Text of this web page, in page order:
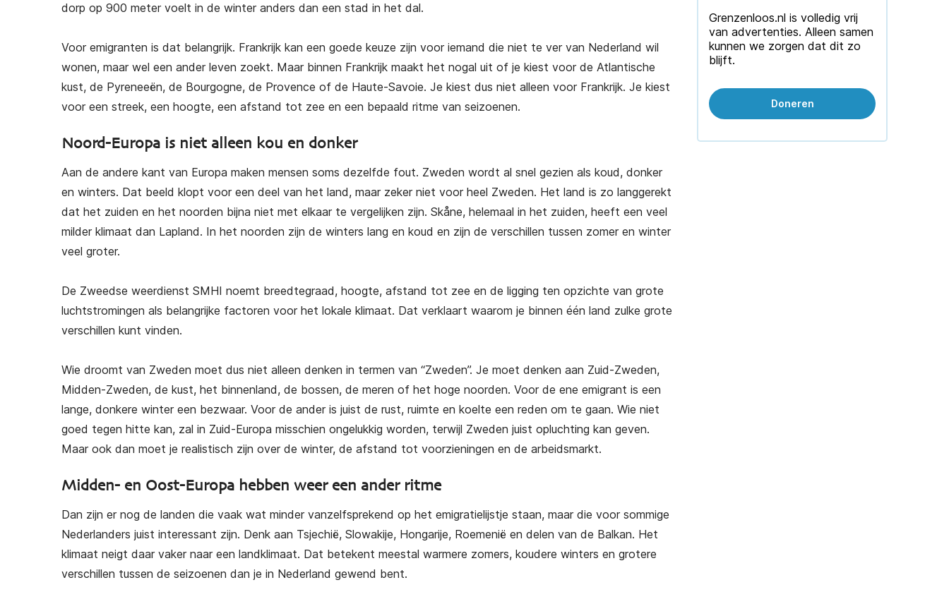
dorp op 900 meter voelt in de winter anders dan een stad in het dal.
Voor emigranten is dat belangrijk. Frankrijk kan een goede keuze zijn voor iemand die niet te ver van Nederland wil
wonen, maar wel een ander leven zoekt. Maar binnen Frankrijk maakt het nogal uit of je kiest voor de Atlantische
kust, de Pyreneeën, de Bourgogne, de Provence of de Haute-Savoie. Je kiest dus niet alleen voor Frankrijk. Je kiest
voor een streek, een hoogte, een afstand tot zee en een bepaald ritme van seizoenen.
Noord-Europa is niet alleen kou en donker
Aan de andere kant van Europa maken mensen soms dezelfde fout. Zweden wordt al snel gezien als koud, donker
en winters. Dat beeld klopt voor een deel van het land, maar zeker niet voor heel Zweden. Het land is zo langgerekt
dat het zuiden en het noorden bijna niet met elkaar te vergelijken zijn. Skåne, helemaal in het zuiden, heeft een veel
milder klimaat dan Lapland. In het noorden zijn de winters lang en koud en zijn de verschillen tussen zomer en winter
veel groter.
De Zweedse weerdienst SMHI noemt breedtegraad, hoogte, afstand tot zee en de ligging ten opzichte van grote
luchtstromingen als belangrijke factoren voor het lokale klimaat. Dat verklaart waarom je binnen één land zulke grote
verschillen kunt vinden.
Wie droomt van Zweden moet dus niet alleen denken in termen van “Zweden”. Je moet denken aan Zuid-Zweden,
Midden-Zweden, de kust, het binnenland, de bossen, de meren of het hoge noorden. Voor de ene emigrant is een
lange, donkere winter een bezwaar. Voor de ander is juist de rust, ruimte en koelte een reden om te gaan. Wie niet
goed tegen hitte kan, zal in Zuid-Europa misschien ongelukkig worden, terwijl Zweden juist opluchting kan geven.
Maar ook dan moet je realistisch zijn over de winter, de afstand tot voorzieningen en de arbeidsmarkt.
Midden- en Oost-Europa hebben weer een ander ritme
Dan zijn er nog de landen die vaak wat minder vanzelfsprekend op het emigratielijstje staan, maar die voor sommige
Nederlanders juist interessant zijn. Denk aan Tsjechië, Slowakije, Hongarije, Roemenië en delen van de Balkan. Het
klimaat neigt daar vaker naar een landklimaat. Dat betekent meestal warmere zomers, koudere winters en grotere
verschillen tussen de seizoenen dan je in Nederland gewend bent.
Grenzenloos.nl is volledig vrij
van advertenties. Alleen samen
kunnen we zorgen dat dit zo
blijft.
Doneren